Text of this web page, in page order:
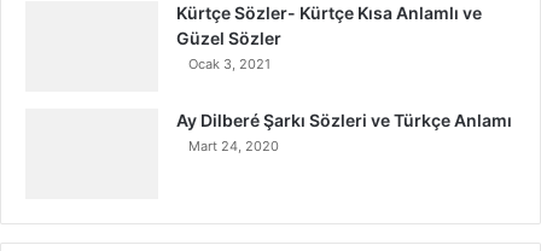
Kürtçe Sözler- Kürtçe Kısa Anlamlı ve
Güzel Sözler
Ocak 3, 2021
Ay Dilberé Şarkı Sözleri ve Türkçe Anlamı
Mart 24, 2020